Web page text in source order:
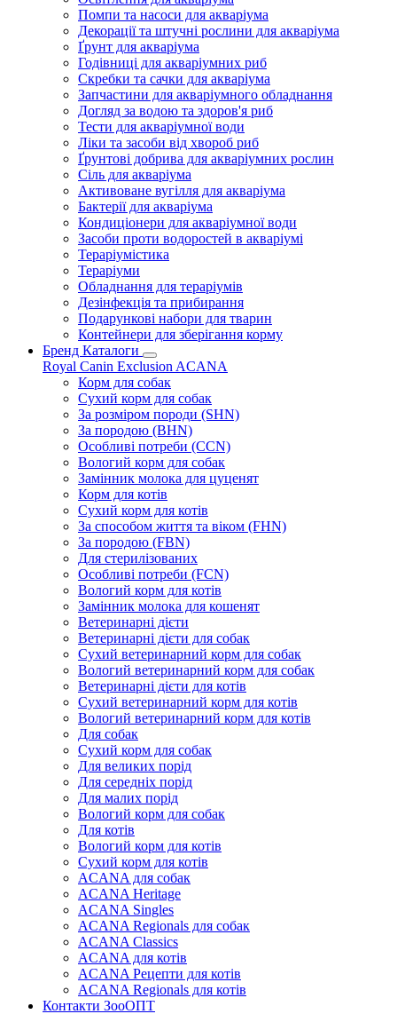
Помпи та насоси для акваріума
Декорації та штучні рослини для акваріума
Ґрунт для акваріума
Годівниці для акваріумних риб
Скребки та сачки для акваріума
Запчастини для акваріумного обладнання
Догляд за водою та здоров'я риб
Тести для акваріумної води
Ліки та засоби від хвороб риб
Ґрунтові добрива для акваріумних рослин
Сіль для акваріума
Активоване вугілля для акваріума
Бактерії для акваріума
Кондиціонери для акваріумної води
Засоби проти водоростей в акваріумі
Тераріумістика
Тераріуми
Обладнання для тераріумів
Дезінфекція та прибирання
Подарункові набори для тварин
Контейнери для зберігання корму
Бренд Каталоги
Royal Canin Exclusion ACANA
Корм для собак
Сухий корм для собак
За розміром породи (SHN)
За породою (BHN)
Особливі потреби (CCN)
Вологий корм для собак
Замінник молока для цуценят
Корм для котів
Сухий корм для котів
За способом життя та віком (FHN)
За породою (FBN)
Для стерилізованих
Особливі потреби (FCN)
Вологий корм для котів
Замінник молока для кошенят
Ветеринарні дієти
Ветеринарні дієти для собак
Сухий ветеринарний корм для собак
Вологий ветеринарний корм для собак
Ветеринарні дієти для котів
Сухий ветеринарний корм для котів
Вологий ветеринарний корм для котів
Для собак
Сухий корм для собак
Для великих порід
Для середніх порід
Для малих порід
Вологий корм для собак
Для котів
Вологий корм для котів
Сухий корм для котів
ACANA для собак
ACANA Heritage
ACANA Singles
ACANA Regionals для собак
ACANA Classics
ACANA для котів
ACANA Рецепти для котів
ACANA Regionals для котів
Контакти ЗооОПТ